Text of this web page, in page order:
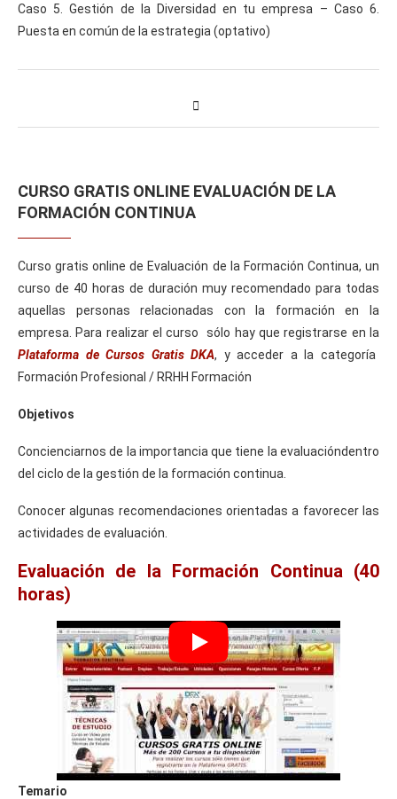
Caso 5. Gestión de la Diversidad en tu empresa – Caso 6.
Puesta en común de la estrategia (optativo)
CURSO GRATIS ONLINE EVALUACIÓN DE LA
FORMACIÓN CONTINUA
Curso gratis online de Evaluación de la Formación Continua, un
curso de 40 horas de duración muy recomendado para todas
aquellas personas relacionadas con la formación en la
empresa. Para realizar el curso sólo hay que registrarse en la
Plataforma de Cursos Gratis DKA, y acceder a la categoría
Formación Profesional / RRHH Formación
Objetivos
Concienciarnos de la importancia que tiene la evaluacióndentro
del ciclo de la gestión de la formación continua.
Conocer algunas recomendaciones orientadas a favorecer las
actividades de evaluación.
Evaluación de la Formación Continua (40
horas)
Temario